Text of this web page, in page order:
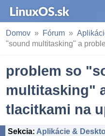
Domov Fórum
"sound multitasking" a
problem so
multitasking"
tlacitkami na
Sekcia: Aplikácie &